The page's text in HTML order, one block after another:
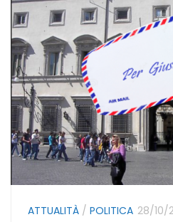
ATTUALITÀ / POLITICA 28/10/